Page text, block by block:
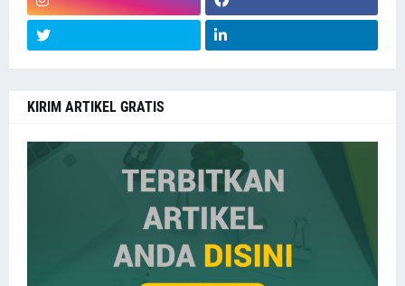
KIRIM ARTIKEL GRATIS